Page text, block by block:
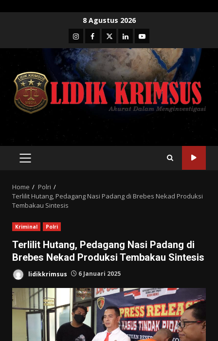
8 Agustus 2026
InstagramFacebook
TwitterLinkedinYoutube
PRIMARY
Home
Polri
Terlilit Hutang, Pedagang Nasi Padang di Brebes Nekad Produksi
Tembakau Sintesis
Kriminal Polri
Terlilit Hutang, Pedagang Nasi Padang di
Brebes Nekad Produksi Tembakau Sintesis
lidikkrimsus 6 Januari 2025